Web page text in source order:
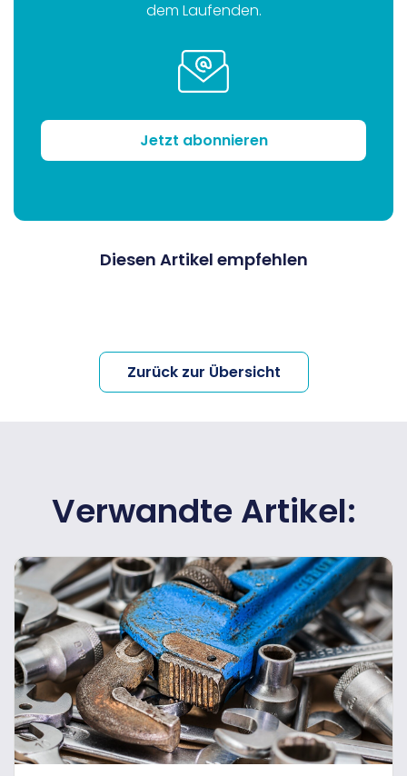
dem Laufenden.
Jetzt abonnieren
Diesen Artikel empfehlen
Zurück zur Übersicht
Verwandte Artikel: